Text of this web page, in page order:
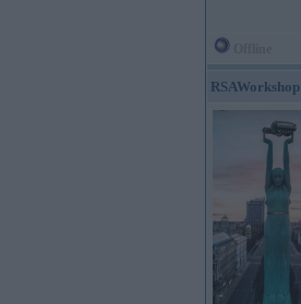
RSAWorkshop